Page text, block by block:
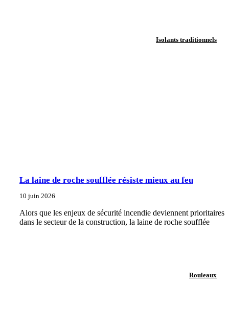
Isolants traditionnels
La laine de roche soufflée résiste mieux au feu
10 juin 2026
Alors que les enjeux de sécurité incendie deviennent prioritaires
dans le secteur de la construction, la laine de roche soufflée
Rouleaux